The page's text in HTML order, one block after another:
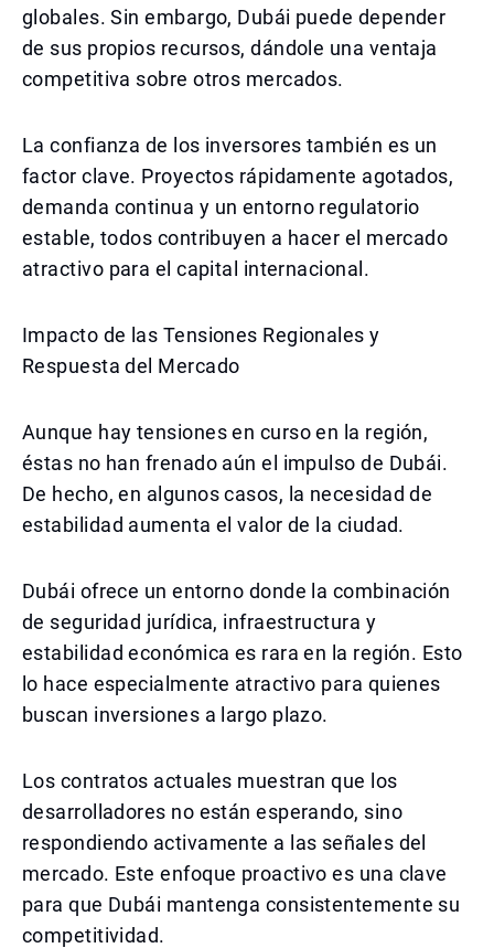
globales. Sin embargo, Dubái puede depender
de sus propios recursos, dándole una ventaja
competitiva sobre otros mercados.
La confianza de los inversores también es un
factor clave. Proyectos rápidamente agotados,
demanda continua y un entorno regulatorio
estable, todos contribuyen a hacer el mercado
atractivo para el capital internacional.
Impacto de las Tensiones Regionales y
Respuesta del Mercado
Aunque hay tensiones en curso en la región,
éstas no han frenado aún el impulso de Dubái.
De hecho, en algunos casos, la necesidad de
estabilidad aumenta el valor de la ciudad.
Dubái ofrece un entorno donde la combinación
de seguridad jurídica, infraestructura y
estabilidad económica es rara en la región. Esto
lo hace especialmente atractivo para quienes
buscan inversiones a largo plazo.
Los contratos actuales muestran que los
desarrolladores no están esperando, sino
respondiendo activamente a las señales del
mercado. Este enfoque proactivo es una clave
para que Dubái mantenga consistentemente su
competitividad.